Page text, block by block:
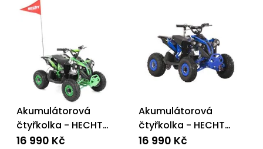
Akumulátorová
čtyřkolka - HECHT
56120 GREEN
16 990 Kč
Akumulátorová
čtyřkolka - HECHT
56120 BLUE
16 990 Kč